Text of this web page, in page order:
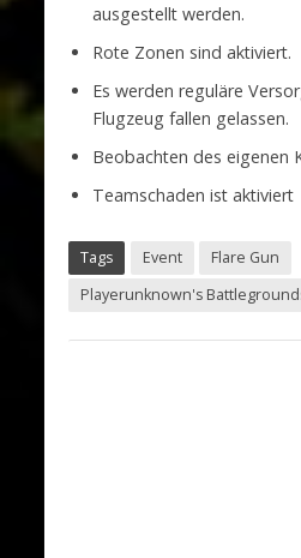
ausgestellt werden.
Rote Zonen sind aktiviert.
Es werden reguläre
Flugzeug fallen gelassen.
Beobachten des eigenen
Teamschaden ist aktiviert
Tags Event
Flare Gun
Playerunknown's